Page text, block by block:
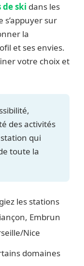
de ski dans les
s’appuyer sur
la
et ses envies.
votre choix et
des activités
qui
toute la
les stations
Embrun
Nice
domaines